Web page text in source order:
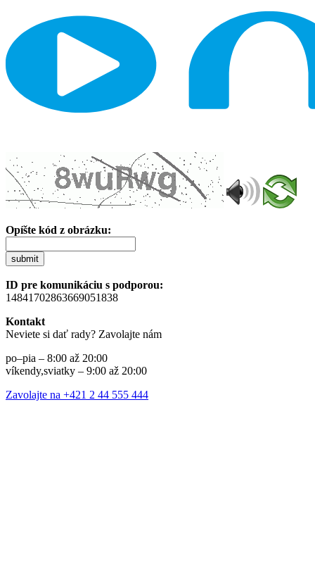
Opíšte kód z obrázku:
submit
ID pre komunikáciu s podporou:
14841702863669051838
Kontakt
Neviete si dať rady? Zavolajte nám
po–pia – 8:00 až 20:00
víkendy,sviatky – 9:00 až 20:00
Zavolajte na +421 2 44 555 444